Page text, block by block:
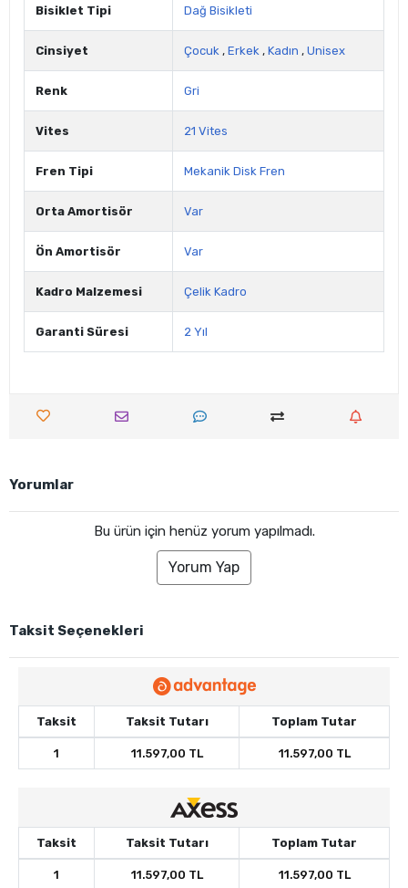
Bisiklet Tipi Dağ Bisikleti
Cinsiyet Çocuk , Erkek , Kadın , Unisex
Renk Gri
Vites 21 Vites
Fren Tipi Mekanik Disk Fren
Orta Amortisör Var
Ön Amortisör Var
Kadro Malzemesi Çelik Kadro
Garanti Süresi 2 Yıl
Yorumlar
Bu ürün için henüz yorum yapılmadı.
Yorum Yap
Taksit Seçenekleri
Taksit Taksit Tutarı Toplam Tutar
1 11.597,00 TL 11.597,00 TL
Taksit Taksit Tutarı Toplam Tutar
1 11.597,00 TL 11.597,00 TL